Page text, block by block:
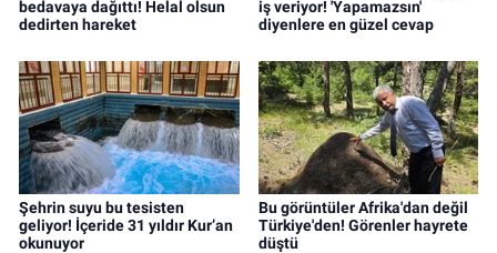
bedavaya dağıttı! Helal olsun
dedirten hareket
iş veriyor! 'Yapamazsın'
diyenlere en güzel cevap
Şehrin suyu bu tesisten
geliyor! İçeride 31 yıldır Kur’an
okunuyor
Bu görüntüler Afrika'dan değil
Türkiye'den! Görenler hayrete
düştü